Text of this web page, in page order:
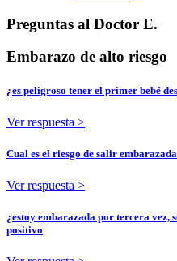
Preguntas al Doctor E.
Embarazo de alto riesgo
¿es peligroso tener el primer bebé
Ver respuesta >
Cual es el riesgo de salir embarazada
Ver respuesta >
¿estoy embarazada por tercera vez,
positivo